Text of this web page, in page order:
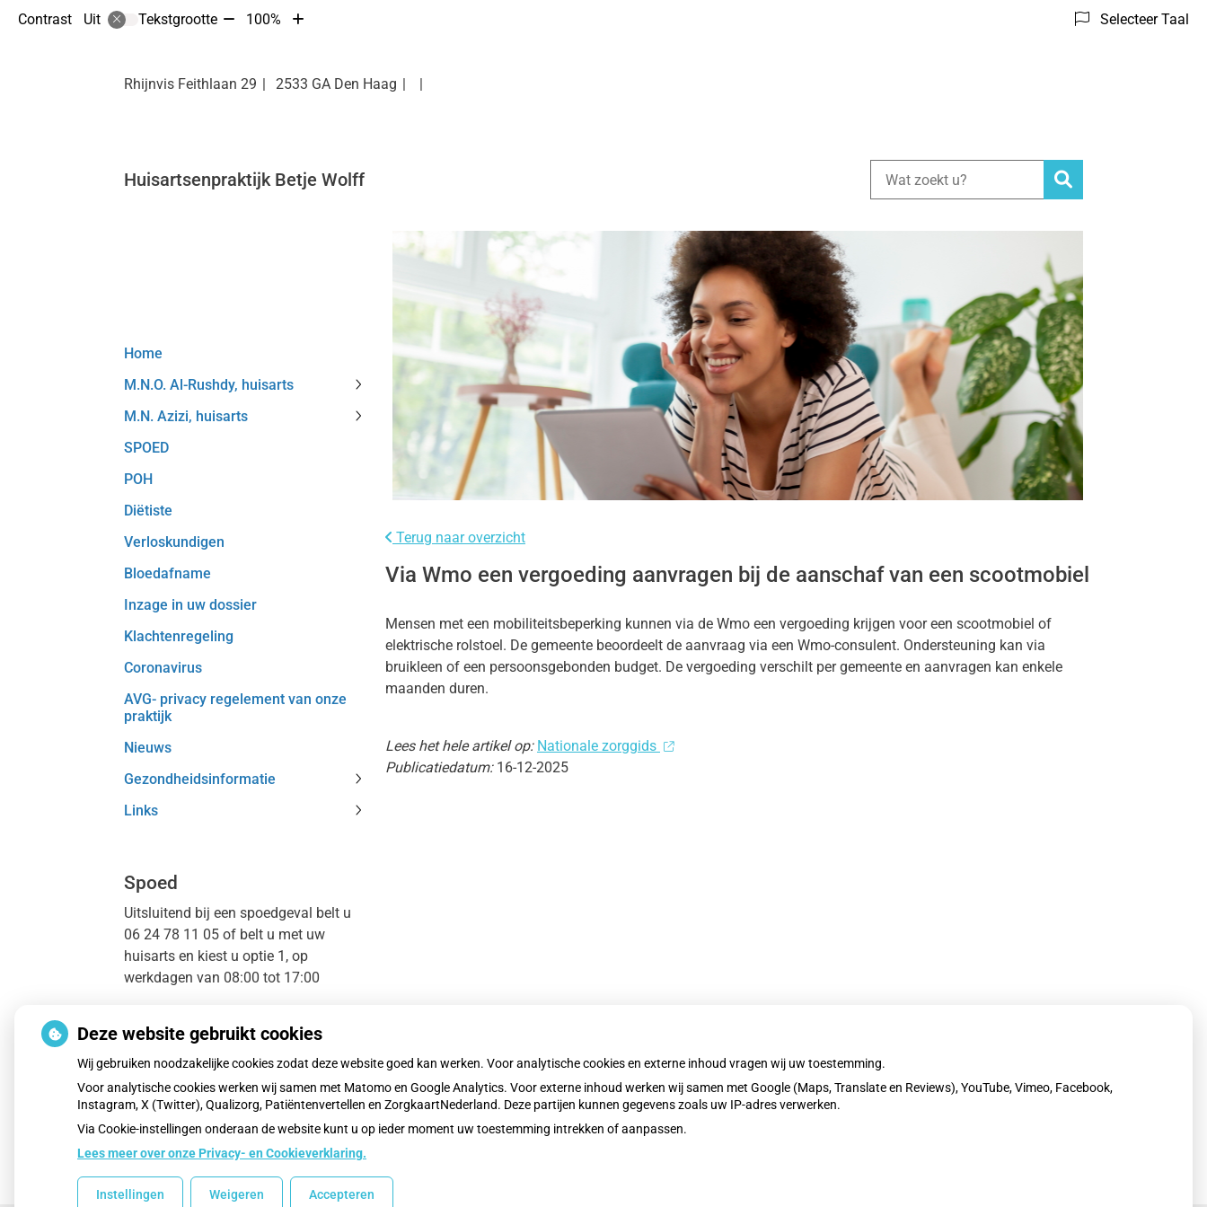
Contrast Uit Tekstgrootte Tekst
10%
100%
Tekst
10%
Selecteer Taal
Rhijnvis Feithlaan 29 2533 GA Den Haag
Huisartsenpraktijk Betje Wolff Zoeken
Home
M.N.O. Al-Rushdy, huisarts
Al-
huisarts
M.N. Azizi, huisarts
SPOED
POH
Diëtiste
Verloskundigen
Bloedafname
Inzage in uw dossier
Klachtenregeling
Coronavirus
AVG- privacy regelement van onze
praktijk
Nieuws
Gezondheidsinformatie
submenu
Links
Spoed
Uitsluitend bij een spoedgeval belt u
06 24 78 11 05 of belt u met uw
huisarts en kiest u optie 1, op
werkdagen van 08:00 tot 17:00
huisartsenpraktijk; avond, nacht,
weekend en feestdagen kunt u voor
spoedeisende gevallen contact
opnemen met Hadoks: telefoon
nummer 070 346 96 69.
In geval van een levensbedreigende
situatie belt u 112.
Terug naar overzicht
Via Wmo een vergoeding aanvragen bij de aanschaf van een scootmobiel
Mensen met een mobiliteitsbeperking kunnen via de Wmo een vergoeding krijgen voor een scootmobiel of
elektrische rolstoel. De gemeente beoordeelt de aanvraag via een Wmo-consulent. Ondersteuning kan via
bruikleen of een persoonsgebonden budget. De vergoeding verschilt per gemeente en aanvragen kan enkele
maanden duren.
Lees het hele artikel op: Nationale zorggids
Publicatiedatum: 16-12-2025
Deze website gebruikt cookies
Wij gebruiken noodzakelijke cookies zodat deze website goed kan werken. Voor analytische cookies en externe inhoud vragen wij uw toestemming.
Voor analytische cookies werken wij samen met Matomo en Google Analytics. Voor externe inhoud werken wij samen met Google (Maps, Translate en Reviews), YouTube, Vimeo, Facebook,
Instagram, X (Twitter), Qualizorg, Patiëntenvertellen en ZorgkaartNederland. Deze partijen kunnen gegevens zoals uw IP-adres verwerken.
Via Cookie-instellingen onderaan de website kunt u op ieder moment uw toestemming intrekken of aanpassen.
Lees meer over onze Privacy- en Cookieverklaring.
Instellingen Weigeren Accepteren